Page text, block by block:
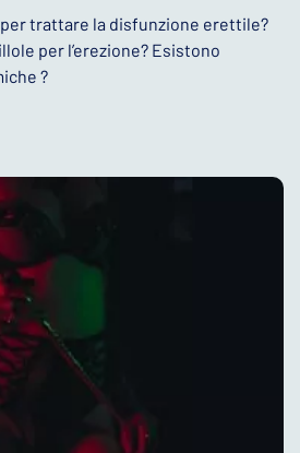
trattare la disfunzione erettile?
per l’erezione? Esistono
?